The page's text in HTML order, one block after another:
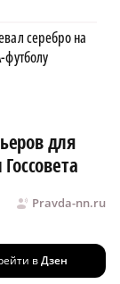
серебро на
для
Pravda-nn.ru
вДзен